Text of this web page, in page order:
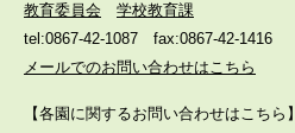
教育委員会
学校教育課
tel:0867-42-1087
fax:0867-42-1416
メールでのお問い合わせはこちら
【各園に関するお問い合わせはこちら】